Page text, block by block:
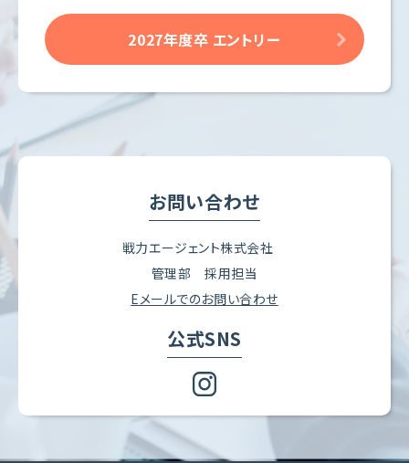
2027年度卒 エントリー
お問い合わせ
戦力エージェント株式会社
管理部 採用担当
Eメールでのお問い合わせ
公式SNS